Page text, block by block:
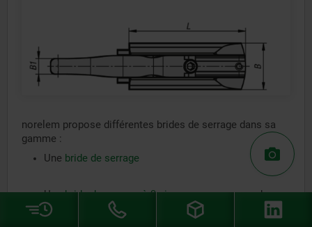
norelem propose différentes brides de serrage dans sa
gamme :
Une bride de serrage
Unebride de serrage à 3 niveauxavec ou sans bras
de serrage